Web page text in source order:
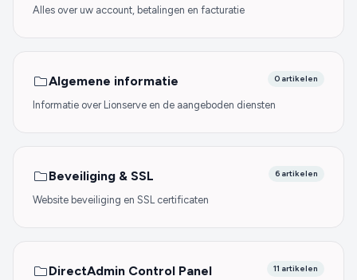
Alles over uw account, betalingen en facturatie
Algemene informatie 0 artikelen
Informatie over Lionserve en de aangeboden diensten
Beveiliging & SSL 6 artikelen
Website beveiliging en SSL certificaten
DirectAdmin Control Panel 11 artikelen